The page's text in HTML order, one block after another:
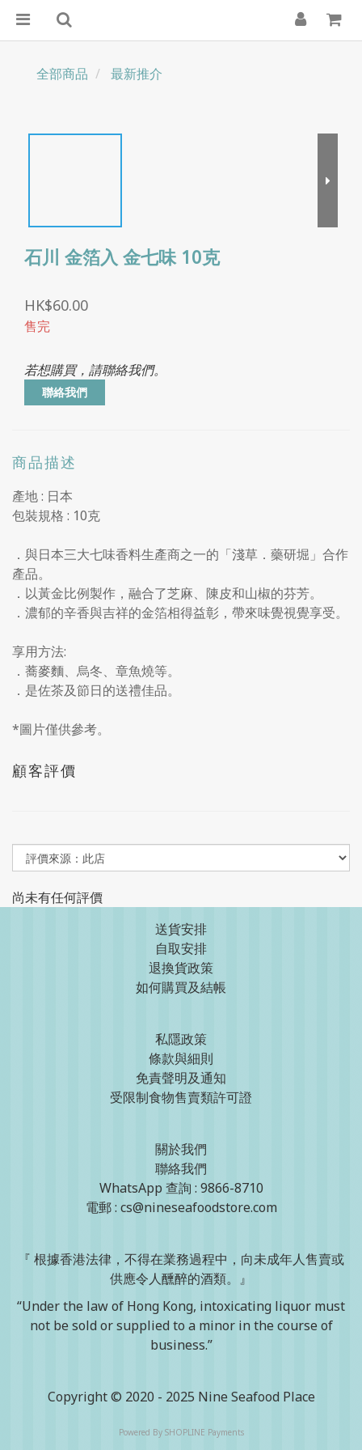
全部商品 最新推介
石川 金箔入 金七味 10克
HK$60.00
售完
若想購買，請聯絡我們。
聯絡我們
商品描述
產地 : 日本
包裝規格 : 10克
．與日本三大七味香料生產商之一的「淺草．藥研堀」合作
產品。
．以黃金比例製作，融合了芝麻、陳皮和山椒的芬芳。
．濃郁的辛香與吉祥的金箔相得益彰，帶來味覺視覺享受。
享用方法:
．蕎麥麵、烏冬、章魚燒等。
．是佐茶及節日的送禮佳品。
*圖片僅供參考。
顧客評價
尚未有任何評價
送貨安排
自取安排
退換貨政策
如何購買及結帳
私隱政策
條款與細則
免責聲明及通知
受限制食物售賣類許可證
關於我們
聯絡我們
WhatsApp 查詢 : 9866-8710
電郵 : cs@nineseafoodstore.com
『 根據香港法律，不得在業務過程中，向未成年人售賣或
供應令人醺醉的酒類。』
“Under the law of Hong Kong, intoxicating liquor must
not be sold or supplied to a minor in the course of
business.”
Copyright © 2020 - 2025 Nine Seafood Place
Powered By SHOPLINE Payments